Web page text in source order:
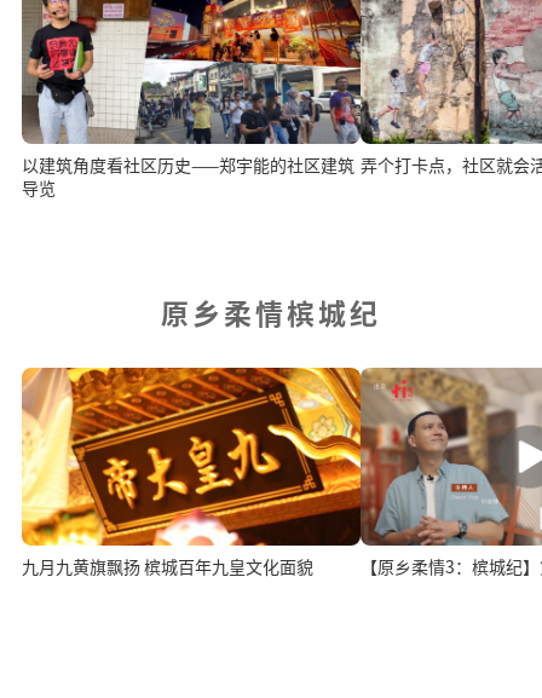
以建筑角度看社区历史——郑宇能的社区建筑
导览
弄个打卡点，社区就会
原乡柔情槟城纪
九月九黄旗飘扬 槟城百年九皇文化面貌 【原乡柔情3：槟城纪